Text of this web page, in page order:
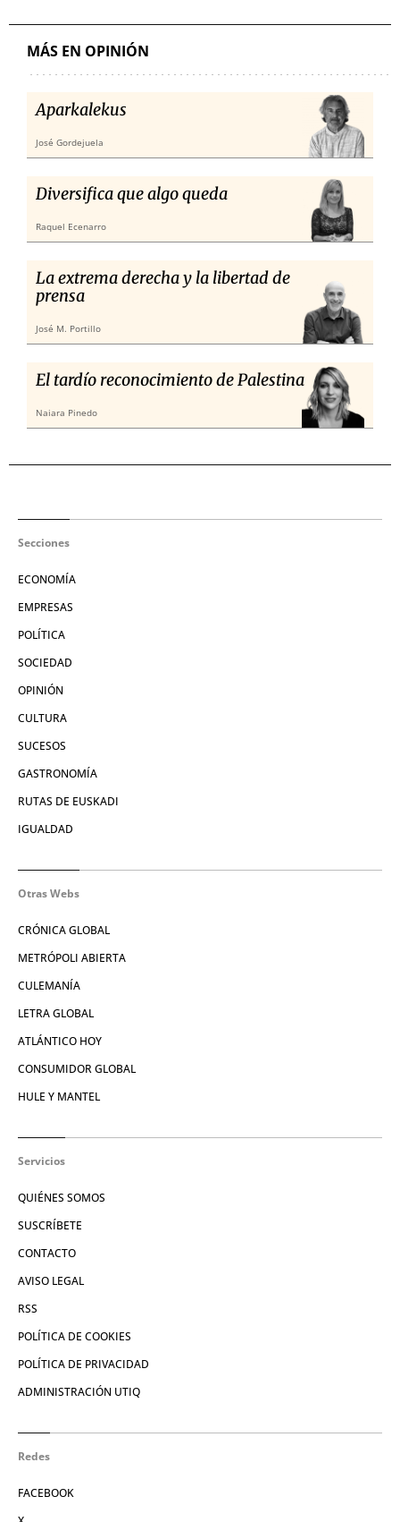
MÁS EN OPINIÓN
Aparkalekus
José Gordejuela
Diversifica que algo queda
Raquel Ecenarro
La extrema derecha y la libertad de
prensa
José M. Portillo
El tardío reconocimiento de Palestina
Naiara Pinedo
Secciones
ECONOMÍA
EMPRESAS
POLÍTICA
SOCIEDAD
OPINIÓN
CULTURA
SUCESOS
GASTRONOMÍA
RUTAS DE EUSKADI
IGUALDAD
Otras Webs
CRÓNICA GLOBAL
METRÓPOLI ABIERTA
CULEMANÍA
LETRA GLOBAL
ATLÁNTICO HOY
CONSUMIDOR GLOBAL
HULE Y MANTEL
Servicios
QUIÉNES SOMOS
SUSCRÍBETE
CONTACTO
AVISO LEGAL
RSS
POLÍTICA DE COOKIES
POLÍTICA DE PRIVACIDAD
ADMINISTRACIÓN UTIQ
Redes
FACEBOOK